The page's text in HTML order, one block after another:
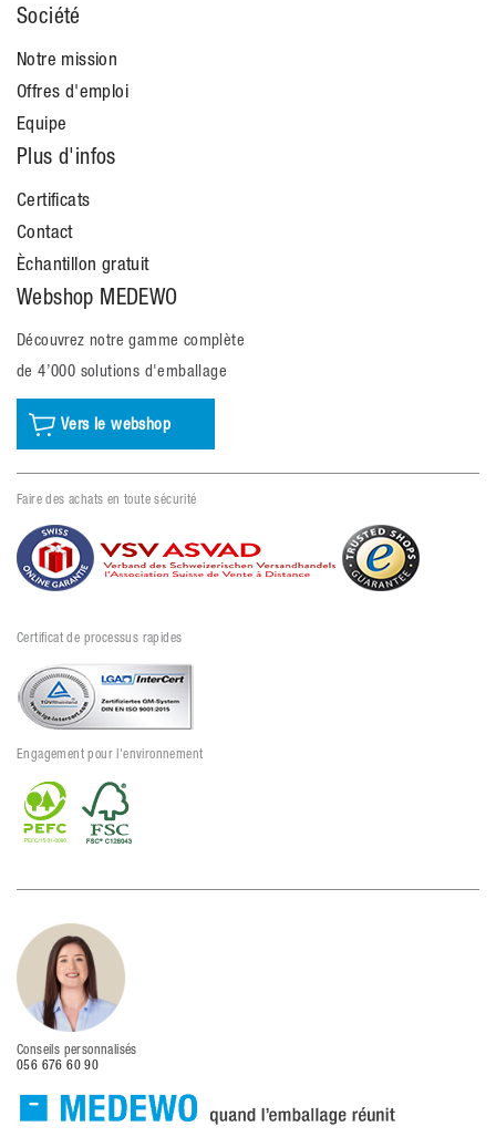
Société
Notre mission
Offres d'emploi
Equipe
Plus d'infos
Certificats
Contact
Èchantillon gratuit
Webshop MEDEWO
Découvrez notre gamme complète
de 4’000 solutions d'emballage
Vers le webshop
Faire des achats en toute sécurité
Certificat de processus rapides
Engagement pour l'environnement
Conseils personnalisés
056 676 60 90